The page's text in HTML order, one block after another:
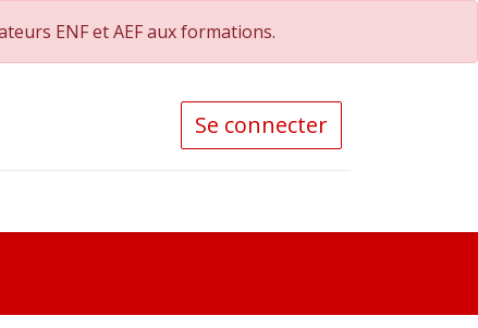
ENF et AEF aux formations.
Se connecter